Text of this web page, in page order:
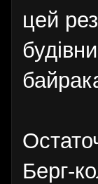
цей
Берг-